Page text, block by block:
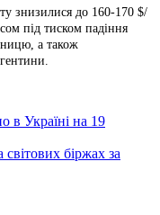
знизилися до 160-170 $/
під тиском падіння
а також
в Україні на 19
біржах за